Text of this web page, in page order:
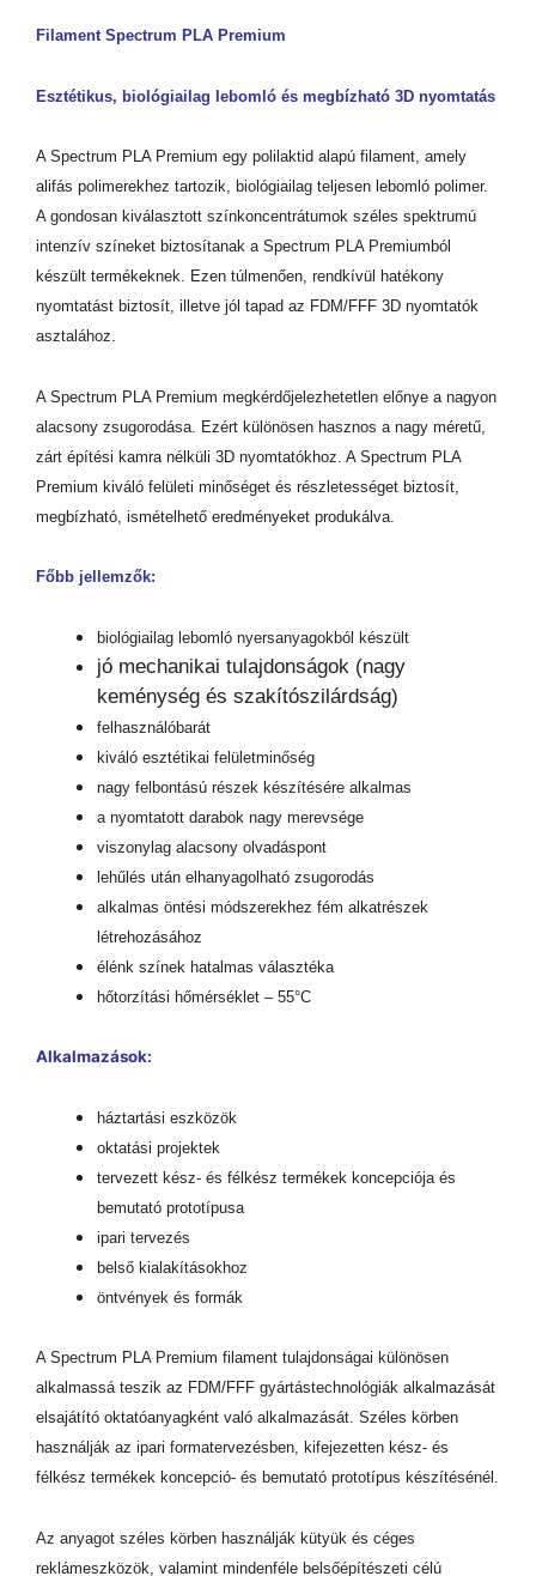
Filament Spectrum PLA Premium
Esztétikus, biológiailag lebomló és megbízható 3D nyomtatás
A Spectrum PLA Premium egy polilaktid alapú filament, amely
alifás polimerekhez tartozik, biológiailag teljesen lebomló polimer.
A gondosan kiválasztott színkoncentrátumok széles spektrumú
intenzív színeket biztosítanak a Spectrum PLA Premiumból
készült termékeknek. Ezen túlmenően, rendkívül hatékony
nyomtatást biztosít, illetve jól tapad az FDM/FFF 3D nyomtatók
asztalához.
A Spectrum PLA Premium megkérdőjelezhetetlen előnye a nagyon
alacsony zsugorodása. Ezért különösen hasznos a nagy méretű,
zárt építési kamra nélküli 3D nyomtatókhoz. A Spectrum PLA
Premium kiváló felületi minőséget és részletességet biztosít,
megbízható, ismételhető eredményeket produkálva.
Főbb jellemzők:
biológiailag lebomló nyersanyagokból készült
jó mechanikai tulajdonságok (nagy
keménység és szakítószilárdság)
felhasználóbarát
kiváló esztétikai felületminőség
nagy felbontású részek készítésére alkalmas
a nyomtatott darabok nagy merevsége
viszonylag alacsony olvadáspont
lehűlés után elhanyagolható zsugorodás
alkalmas öntési módszerekhez fém alkatrészek
létrehozásához
élénk színek hatalmas választéka
hőtorzítási hőmérséklet – 55°C
Alkalmazások:
háztartási eszközök
oktatási projektek
tervezett kész- és félkész termékek koncepciója és
bemutató prototípusa
ipari tervezés
belső kialakításokhoz
öntvények és formák
A Spectrum PLA Premium filament tulajdonságai különösen
alkalmassá teszik az FDM/FFF gyártástechnológiák alkalmazását
elsajátító oktatóanyagként való alkalmazását. Széles körben
használják az ipari formatervezésben, kifejezetten kész- és
félkész termékek koncepció- és bemutató prototípus készítésénél.
Az anyagot széles körben használják kütyük és céges
reklámeszközök, valamint mindenféle belsőépítészeti célú